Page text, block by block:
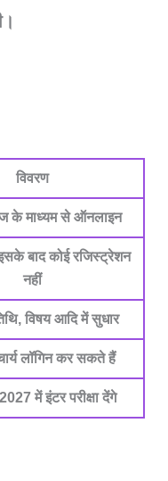
विवरण
के माध्यम से ऑनलाइन
बाद कोई रजिस्ट्रेशन
नहीं
विषय आदि में सुधार
लॉगिन कर सकते हैं
2027 में इंटर परीक्षा देंगे